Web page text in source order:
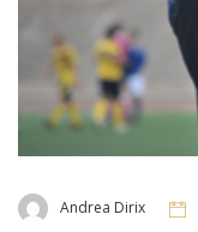
Andrea Dirix